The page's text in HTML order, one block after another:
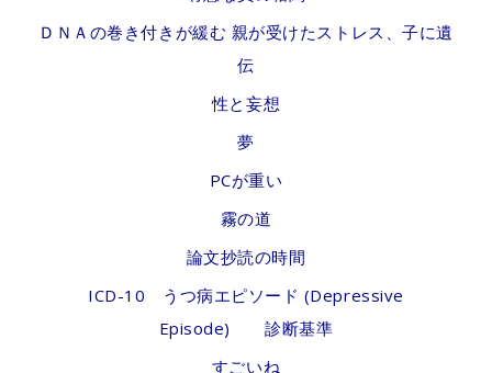
ＤＮＡの巻き付きが緩む 親が受けたストレス、子に遺
伝
性と妄想
夢
PCが重い
霧の道
論文抄読の時間
ICD-10 うつ病エピソード (Depressive
Episode) 診断基準
すごいね